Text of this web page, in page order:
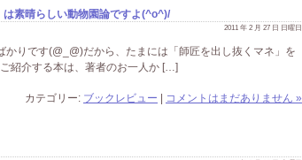
は素晴らしい動物園論ですよ(^o^)/
2011 年 2 月 27 日 日曜日
りです(@_@)だから、たまには「師匠を出し抜くマネ」を
紹介する本は、著者のお一人か […]
カテゴリー: ブックレビュー コメントはまだありません »